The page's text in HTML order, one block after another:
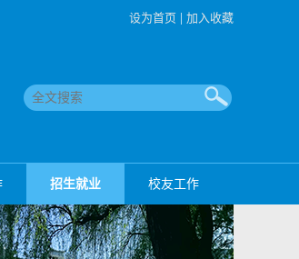
设为首页 加入收藏
招生就业 校友工作